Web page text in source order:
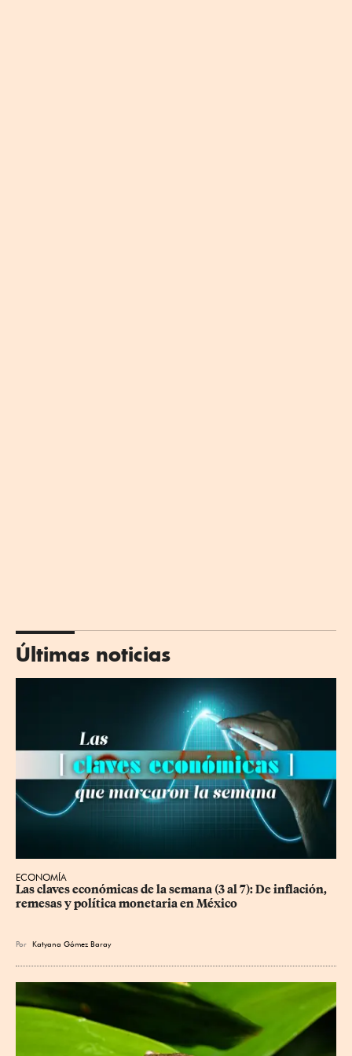
Últimas noticias
ECONOMÍA
Las claves económicas de la semana (3 al 7): De inflación,
remesas y política monetaria en México
Por Katyana Gómez Baray